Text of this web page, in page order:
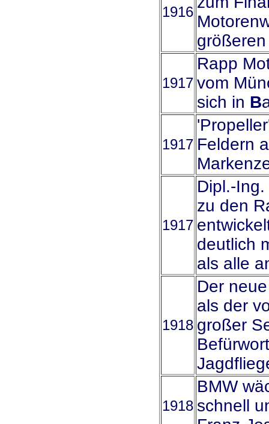
1916
1917
Rapp
vom
sich in B
1917 Feldern
1917
Dipl.-
zu den
deutlich
als alle
1918
Der
als der
großer
1918
BMW
schnell